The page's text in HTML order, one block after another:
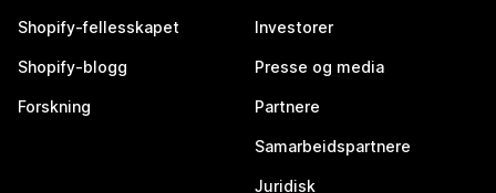
Shopify-fellesskapet
Shopify-blogg
Forskning
Investorer
Presse og media
Partnere
Samarbeidspartnere
Juridisk